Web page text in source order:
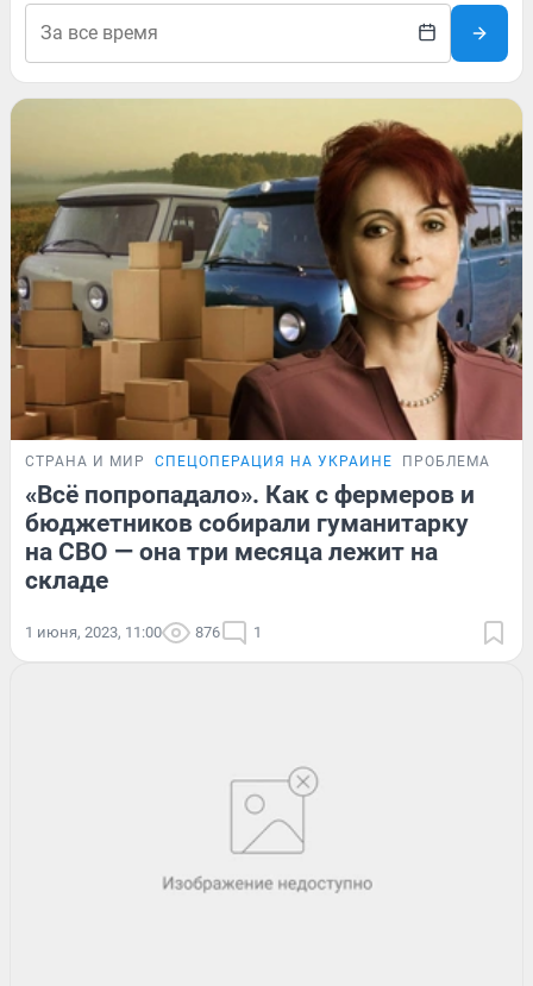
СТРАНА И МИР СПЕЦОПЕРАЦИЯ НА УКРАИНЕ ПРОБЛЕМА
«Всё попропадало». Как с фермеров и
бюджетников собирали гуманитарку
на СВО — она три месяца лежит на
складе
1 июня, 2023, 11:00 876 1